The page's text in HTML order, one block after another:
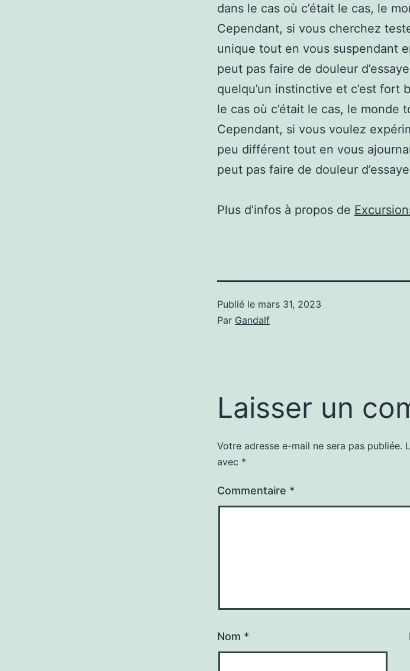
dans le cas où c’était le cas, le
Cependant, si vous cherchez
unique tout en vous suspendant
peut pas faire de douleur
quelqu’un instinctive et c’est fort
le cas où c’était le cas, le monde
Cependant, si vous voulez
peu différent tout en vous
peut pas faire de douleur
Plus d’infos à propos de
Publié le mars 31, 2023
Par Gandalf
Laisser un
Votre adresse e-mail ne sera pas publiée.
avec *
Commentaire *
Nom *